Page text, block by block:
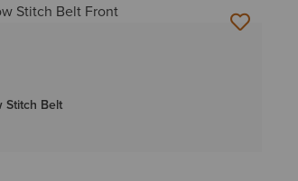
Stitch Belt